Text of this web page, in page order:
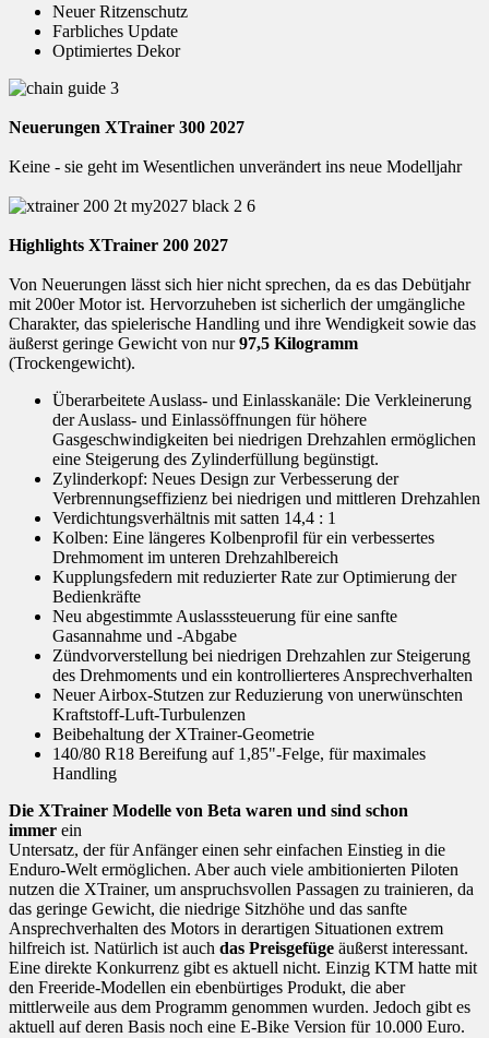
Neuer Ritzenschutz
Farbliches Update
Optimiertes Dekor
Neuerungen XTrainer 300 2027
Keine - sie geht im Wesentlichen unverändert ins neue Modelljahr
Highlights XTrainer 200 2027
Von Neuerungen lässt sich hier nicht sprechen, da es das Debütjahr
mit 200er Motor ist. Hervorzuheben ist sicherlich der umgängliche
Charakter, das spielerische Handling und ihre Wendigkeit sowie das
äußerst geringe Gewicht von nur97,5 Kilogramm
(Trockengewicht).
Überarbeitete Auslass- und Einlasskanäle: Die Verkleinerung
der Auslass- und Einlassöffnungen für höhere
Gasgeschwindigkeiten bei niedrigen Drehzahlen ermöglichen
eine Steigerung des Zylinderfüllung begünstigt.
Zylinderkopf: Neues Design zur Verbesserung der
Verbrennungseffizienz bei niedrigen und mittleren Drehzahlen
Verdichtungsverhältnis mit satten 14,4 : 1
Kolben: Eine längeres Kolbenprofil für ein verbessertes
Drehmoment im unteren Drehzahlbereich
Kupplungsfedern mit reduzierter Rate zur Optimierung der
Bedienkräfte
Neu abgestimmte Auslasssteuerung für eine sanfte
Gasannahme und -Abgabe
Zündvorverstellung bei niedrigen Drehzahlen zur Steigerung
des Drehmoments und ein kontrollierteres Ansprechverhalten
Neuer Airbox-Stutzen zur Reduzierung von unerwünschten
Kraftstoff-Luft-Turbulenzen
Beibehaltung der XTrainer-Geometrie
140/80 R18 Bereifung auf 1,85"-Felge, für maximales
Handling
Die XTrainer Modelle von Beta waren und sind schon
immer ein
Untersatz, der für Anfänger einen sehr einfachen Einstieg in die
Enduro-Welt ermöglichen. Aber auch viele ambitionierten Piloten
nutzen die XTrainer, um anspruchsvollen Passagen zu trainieren, da
das geringe Gewicht, die niedrige Sitzhöhe und das sanfte
Ansprechverhalten des Motors in derartigen Situationen extrem
hilfreich ist. Natürlich ist auch das Preisgefüge äußerst interessant.
Eine direkte Konkurrenz gibt es aktuell nicht. Einzig KTM hatte mit
den Freeride-Modellen ein ebenbürtiges Produkt, die aber
mittlerweile aus dem Programm genommen wurden. Jedoch gibt es
aktuell auf deren Basis noch eine E-Bike Version für 10.000 Euro.